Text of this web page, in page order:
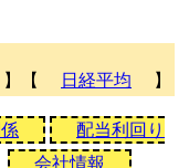
】【 日経平均 】
配当利回り
会社情報